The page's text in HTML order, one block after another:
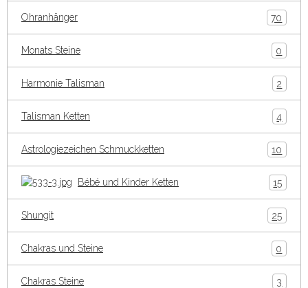
Ohranhänger 70
Monats Steine 0
Harmonie Talisman 2
Talisman Ketten 4
Astrologiezeichen Schmuckketten 10
Bébé und Kinder Ketten 15
Shungit 25
Chakras und Steine 0
Chakras Steine 3